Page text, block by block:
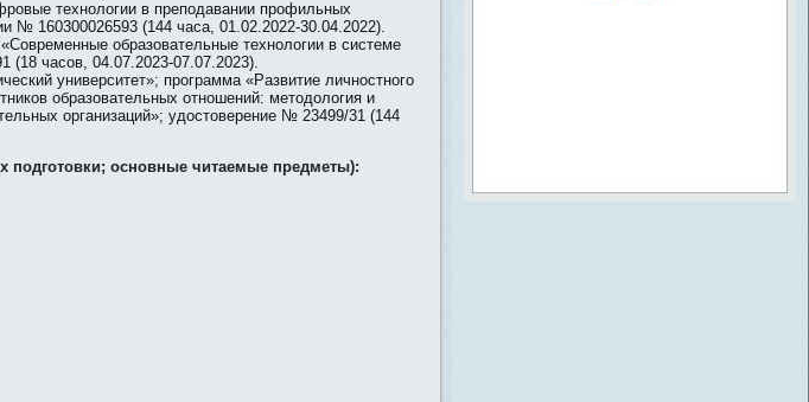
технологии в преподавании профильных
№ 160300026593 (144 часа, 01.02.2022-30.04.2022).
образовательные технологии в системе
(18 часов, 04.07.2023-07.07.2023).
университет»; программа «Развитие личностного
образовательных отношений: методология и
организаций»; удостоверение № 23499/31 (144
подготовки; основные читаемые предметы):